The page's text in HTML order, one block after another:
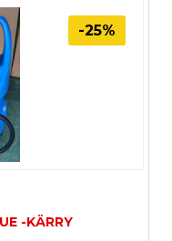
-25%
-KÄRRY